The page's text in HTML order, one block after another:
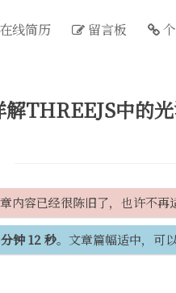
在线简历 留言板
解THREEJS中的
内容已经很陈旧了，也许不再
钟 12 秒。文章篇幅适中，可